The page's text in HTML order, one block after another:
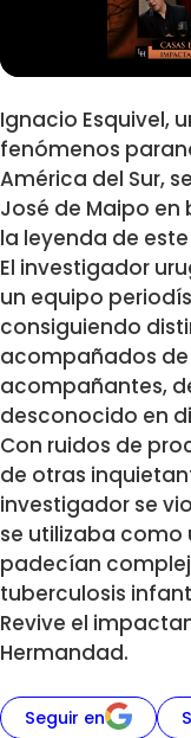
Ignacio Esquivel,
fenómenos
América del Sur,
José de Maipo
la leyenda de
El investigador
un equipo
consiguiendo
acompañados de
acompañantes,
desconocido en
Con ruidos de
de otras
investigador se
se utilizaba como
padecían
tuberculosis
Revive el
Hermandad.
Seguir en